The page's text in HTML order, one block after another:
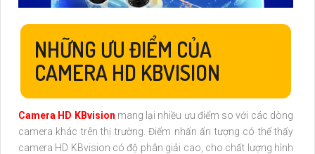
NHỮNG ƯU ĐIỂM CỦA
CAMERA HD KBVISION
Camera HD KBvision mang lại nhiều ưu điểm so với các dòng
camera khác trên thị trường. Điểm nhấn ấn tượng có thể thấy
camera HD KBvision có độ phân giải cao, cho chất lượng hình